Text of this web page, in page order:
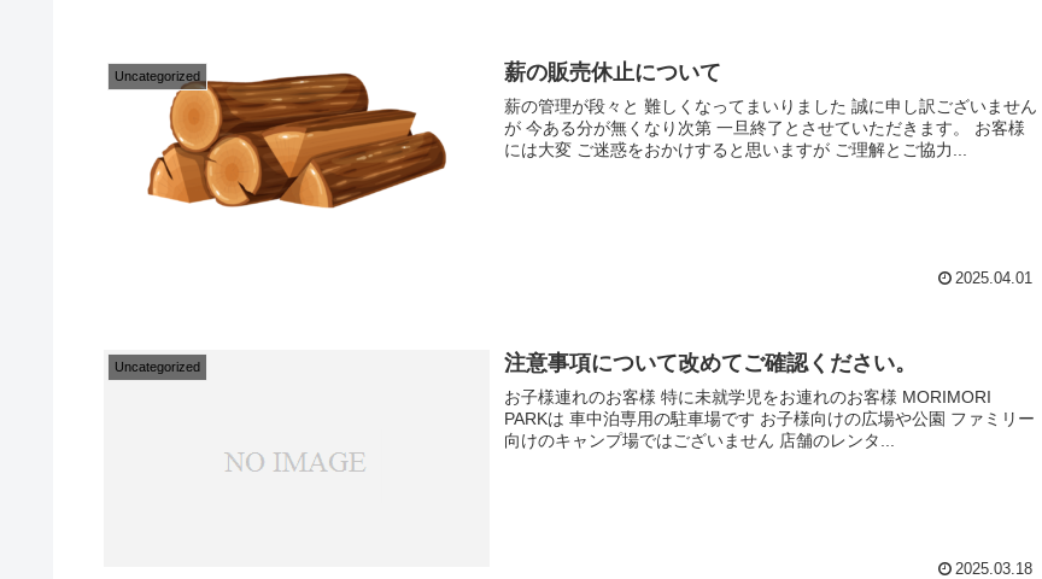
Uncategorized 薪の販売休止について
薪の管理が段々と 難しくなってまいりました 誠に申し訳ございません
が 今ある分が無くなり次第 一旦終了とさせていただきます。 お客様
には大変 ご迷惑をおかけすると思いますが ご理解とご協力...
2025.04.01
Uncategorized 注意事項について改めてご確認ください。
お子様連れのお客様 特に未就学児をお連れのお客様 MORIMORI
PARKは 車中泊専用の駐車場です お子様向けの広場や公園 ファミリー
向けのキャンプ場ではございません 店舗のレンタ...
2025.03.18